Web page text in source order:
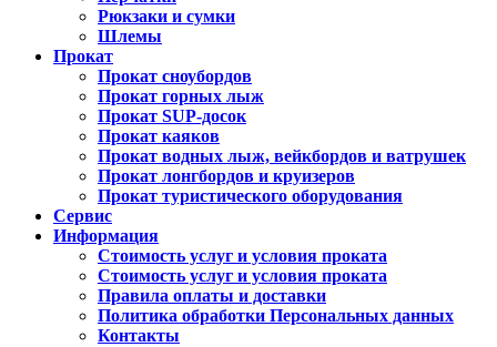
Рюкзаки и сумки
Шлемы
Прокат
Прокат сноубордов
Прокат горных лыж
Прокат SUP-досок
Прокат каяков
Прокат водных лыж, вейкбордов и ватрушек
Прокат лонгбордов и круизеров
Прокат туристического оборудования
Сервис
Информация
Стоимость услуг и условия проката
Стоимость услуг и условия проката
Правила оплаты и доставки
Политика обработки Персональных данных
Контакты